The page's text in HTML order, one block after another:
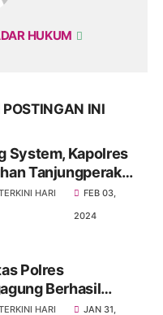
HUKUM
INI
System, Kapolres
Tanjungperak
PCNU Kota
HARI
FEB 03,
2024
Polres
Berhasil
Peredaran Ribuan
HARI
JAN 31,